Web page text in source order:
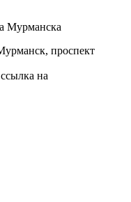
Мурманска
проспект
на